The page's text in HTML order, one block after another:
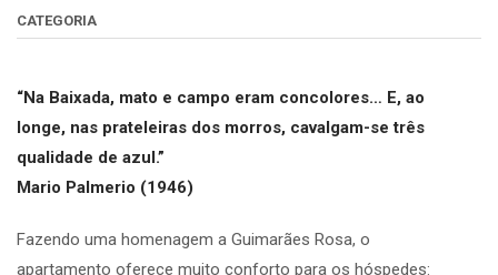
CATEGORIA
“Na Baixada, mato e campo eram concolores… E, ao
longe, nas prateleiras dos morros, cavalgam-se três
qualidade de azul.”
Mario Palmerio (1946)
Fazendo uma homenagem a Guimarães Rosa, o
apartamento oferece muito conforto para os hóspedes: